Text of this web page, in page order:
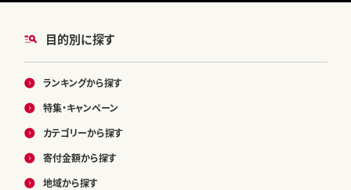
目的別に探す
ランキングから探す
特集・キャンペーン
カテゴリーから探す
寄付金額から探す
地域から探す